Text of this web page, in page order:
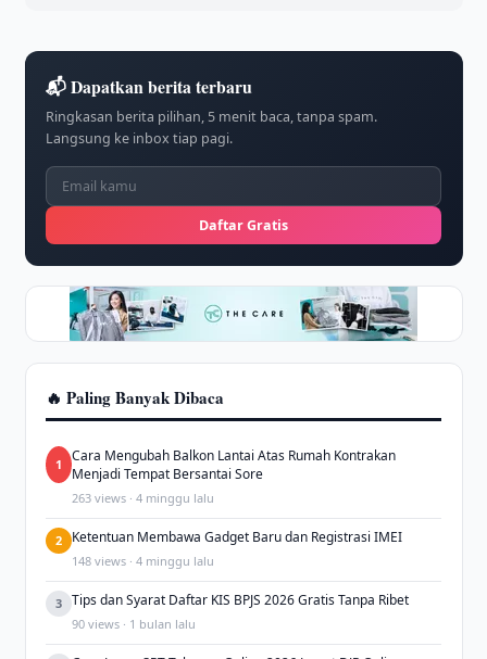
📬 Dapatkan berita terbaru
Ringkasan berita pilihan, 5 menit baca, tanpa spam.
Langsung ke inbox tiap pagi.
Daftar Gratis
🔥 Paling Banyak Dibaca
1
Cara Mengubah Balkon Lantai Atas Rumah Kontrakan
Menjadi Tempat Bersantai Sore
263 views · 4 minggu lalu
2 Ketentuan Membawa Gadget Baru dan Registrasi IMEI
148 views · 4 minggu lalu
3 Tips dan Syarat Daftar KIS BPJS 2026 Gratis Tanpa Ribet
90 views · 1 bulan lalu